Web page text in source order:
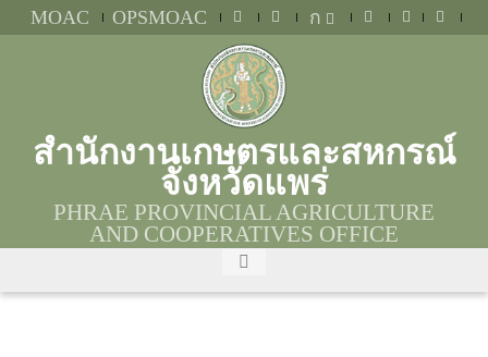
MOAC OPSMOAC ก
สำนักงานเกษตรและสหกรณ์
จังหวัดแพร่
PHRAE PROVINCIAL AGRICULTURE
AND COOPERATIVES OFFICE